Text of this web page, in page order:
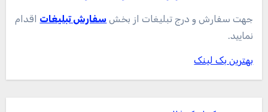
جهت سفارش و درج تبلیغات از بخش سفارش تبلیغات اقدام
نمایید.
بهترین بک لینک